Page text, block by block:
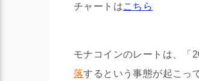
チャートはこちら
モナコインのレートは、「
落するという事態が起こっ